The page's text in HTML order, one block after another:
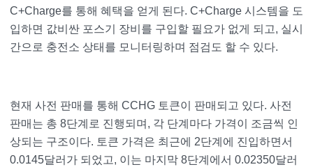
C+Charge를 통해 혜택을 얻게 된다. C+Charge 시스템을 도
입하면 값비싼 포스기 장비를 구입할 필요가 없게 되고, 실시
간으로 충전소 상태를 모니터링하며 점검도 할 수 있다.
현재 사전 판매를 통해 CCHG 토큰이 판매되고 있다. 사전
판매는 총 8단계로 진행되며, 각 단계마다 가격이 조금씩 인
상되는 구조이다. 토큰 가격은 최근에 2단계에 진입하면서
0.0145달러가 되었고, 이는 마지막 8단계에서 0.02350달러